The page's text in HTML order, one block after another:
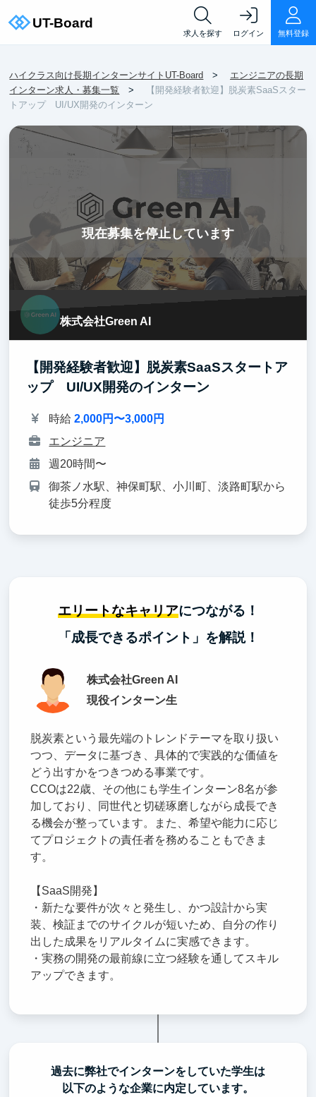
求人を探す ログイン 無料登録
ハイクラス向け長期インターンサイトUT-Board
エンジニアの長期
インターン求人・募集一覧
【開発経験者歓迎】脱炭素SaaSスター
トアップ UI/UX開発のインターン
現在募集を停止しています
株式会社Green AI
【開発経験者歓迎】脱炭素SaaSスタートア
ップ UI/UX開発のインターン
時給2,000円〜3,000円
エンジニア
週20時間〜
御茶ノ水駅、神保町駅、小川町、淡路町駅から
徒歩5分程度
エリートなキャリアにつながる！
「成長できるポイント」を解説！
株式会社Green AI
現役インターン生
脱炭素という最先端のトレンドテーマを取り扱い
つつ、データに基づき、具体的で実践的な価値を
どう出すかをつきつめる事業です。
CCOは22歳、その他にも学生インターン8名が参
加しており、同世代と切磋琢磨しながら成長でき
る機会が整っています。また、希望や能力に応じ
てプロジェクトの責任者を務めることもできま
す。
【SaaS開発】
・新たな要件が次々と発生し、かつ設計から実
装、検証までのサイクルが短いため、自分の作り
出した成果をリアルタイムに実感できます。
・実務の開発の最前線に立つ経験を通してスキル
アップできます。
過去に弊社でインターンをしていた学生は
以下のような企業に内定しています。